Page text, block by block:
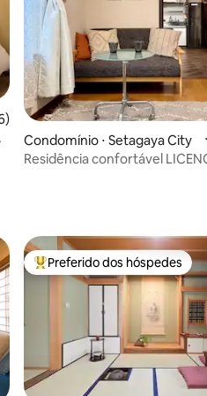
avaliação média de 5, 126
Condomínio ⋅ Setagaya City
Residência confortável
Entre os melhores preferidos
Preferido dos hóspedes